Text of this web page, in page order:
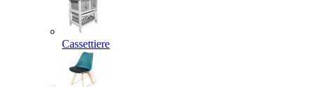
Cassettiere